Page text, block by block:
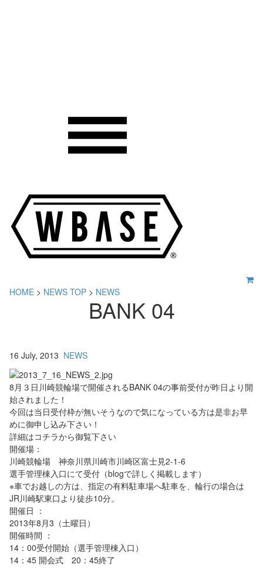
HOME > NEWS TOP > NEWS
BANK 04
16 July, 2013 NEWS
8月３日川崎競輪場で開催されるBANK 04の事前受付が昨日より開
始されました！
今回は当日受付枠が無いそうなので気になっている方は是非お早
めに御申し込み下さい！
詳細はコチラから御覧下さい
開催場：
川崎競輪場 神奈川県川崎市川崎区富士見2-1-6
選手管理棟入口にて受付（blogで詳しく掲載します）
※車でお越しの方は、指定の有料駐車場へ駐車を、輪行の場合は
JR川崎駅東口より徒歩10分。
開催日 ：
2013年8月3（土曜日）
開催時間 ：
14：00受付開始（選手管理棟入口）
14：45 開会式 20：45終了